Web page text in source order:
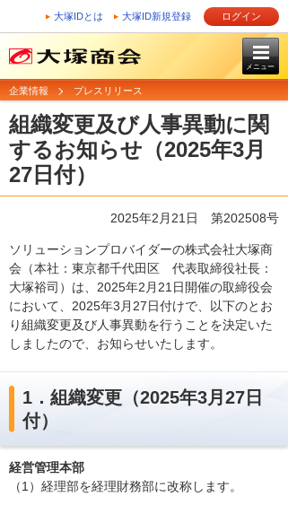
大塚IDとは 大塚ID新規登録 ログイン
メニュー
企業情報 プレスリリース
組織変更及び人事異動に関
するお知らせ（2025年3月
27日付）
2025年2月21日 第202508号
ソリューションプロバイダーの株式会社大塚商
会（本社：東京都千代田区 代表取締役社長：
大塚裕司）は、2025年2月21日開催の取締役会
において、2025年3月27日付けで、以下のとお
り組織変更及び人事異動を行うことを決定いた
しましたので、お知らせいたします。
1．組織変更（2025年3月27日
付）
経営管理本部
（1）経理部を経理財務部に改称します。